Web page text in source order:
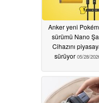
Anker yeni
sürümü Nano
Cihazını
sürüyor 05/28/